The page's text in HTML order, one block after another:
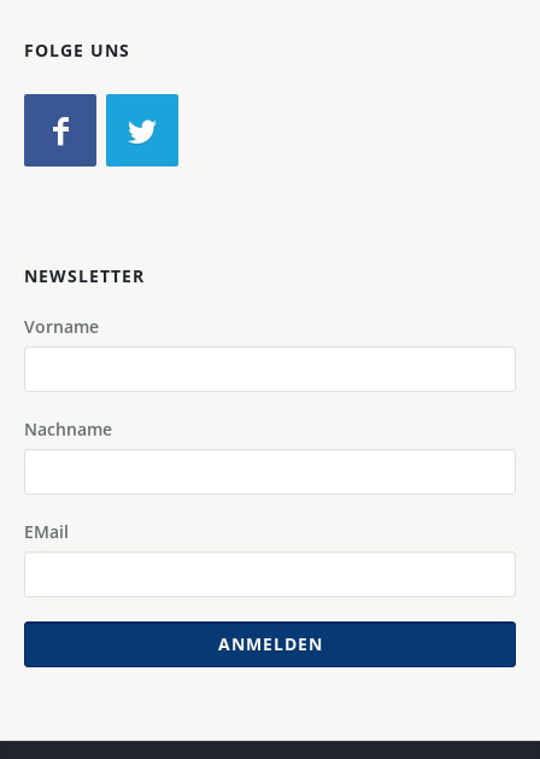
FOLGE UNS
NEWSLETTER
Vorname
Nachname
EMail
ANMELDEN